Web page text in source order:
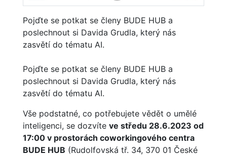
Pojďte se potkat se členy BUDE HUB a
poslechnout si Davida Grudla, který nás
zasvětí do tématu AI.
Pojďte se potkat se členy BUDE HUB a
poslechnout si Davida Grudla, který nás
zasvětí do tématu AI.
Vše podstatné, co potřebujete vědět o umělé
inteligenci, se dozvíte ve středu 28.6.2023 od
17:00 v prostorách coworkingového centra
BUDE HUB (Rudolfovská tř. 34, 370 01 České